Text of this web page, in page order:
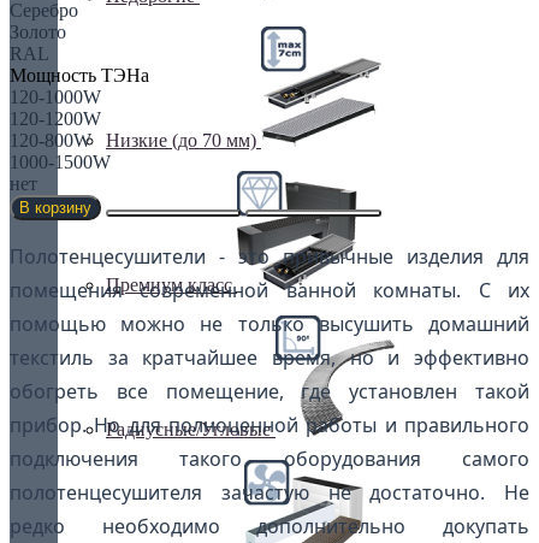
Низкие (до 70 мм)
Премиум класс
Радиусные/Угловые
Серебро
Золото
RAL
Мощность ТЭНа
120-1000W
120-1200W
120-800W
1000-1500W
нет
В корзину
Полотенцесушители - это привычные изделия для
помещения современной ванной комнаты. С их
помощью можно не только высушить домашний
текстиль за кратчайшее время, но и эффективно
обогреть все помещение, где установлен такой
прибор. Но для полноценной работы и правильного
подключения такого оборудования самого
полотенцесушителя зачастую не достаточно. Не
редко необходимо дополнительно докупать